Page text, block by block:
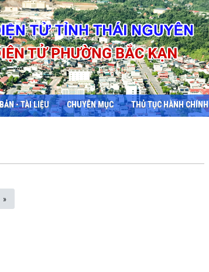
- TÀI LIỆU CHUYÊN MỤC THỦ TỤC HÀNH CHÍNH
»